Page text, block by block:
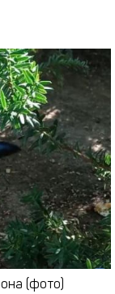
(фото)